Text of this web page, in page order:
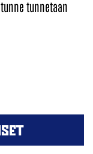
tunnetaan